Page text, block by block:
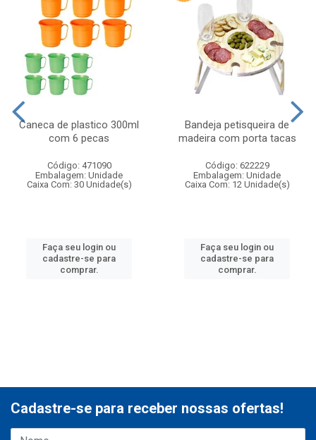
Caneca de plastico 300ml
com 6 pecas
Código: 471090
Embalagem: Unidade
Caixa Com: 30 Unidade(s)
Faça seu login ou
cadastre-se para
comprar.
Bandeja petisqueira de
madeira com porta tacas
Código: 622229
Embalagem: Unidade
Caixa Com: 12 Unidade(s)
Faça seu login ou
cadastre-se para
comprar.
Cadastre-se para receber nossas ofertas!